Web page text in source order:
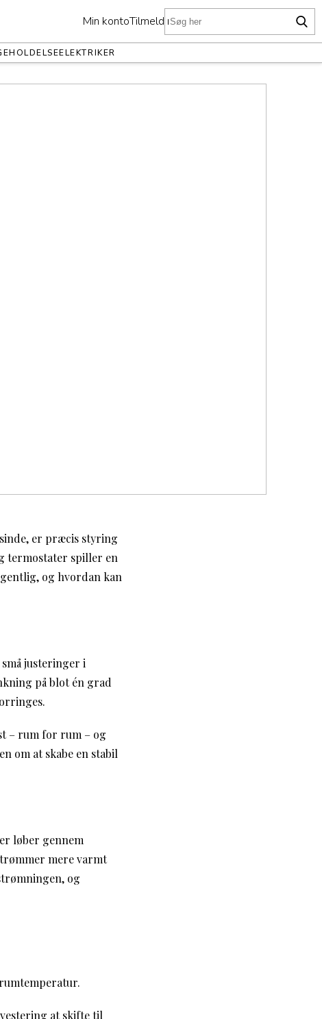
Min kontoTilmeld nu
ELEKTRIKER
er præcis styring
termostater spiller en
og hvordan kan
justeringer i
på blot én grad
– rum for rum – og
om at skabe en stabil
løber gennem
mere varmt
og
at skifte til